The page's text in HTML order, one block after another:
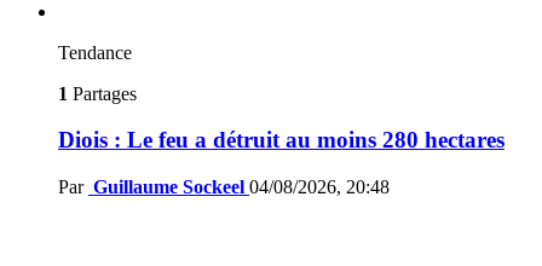
Tendance
1 Partages
Diois : Le feu a détruit au moins 280 hectares
Par Guillaume Sockeel 04/08/2026, 20:48